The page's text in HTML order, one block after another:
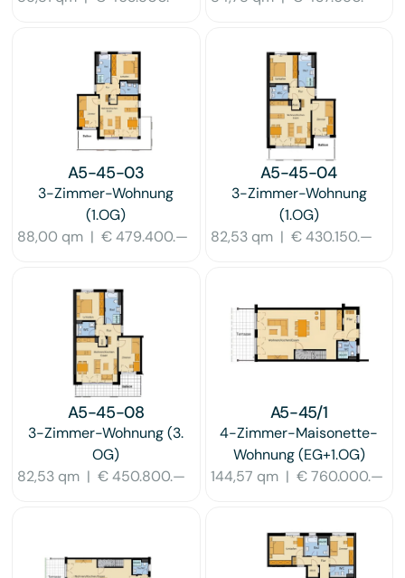
A5-45-03
3-Zimmer-Wohnung
(1.OG)
88,00 qm |€ 479.400.—
A5-45-04
3-Zimmer-Wohnung
(1.OG)
82,53 qm| € 430.150.—
A5-45-08
3-Zimmer-Wohnung(3.
OG)
82,53 qm |€ 450.800.—
A5-45/1
4-Zimmer-Maisonette-
Wohnung(EG+1.OG)
144,57 qm| € 760.000.—